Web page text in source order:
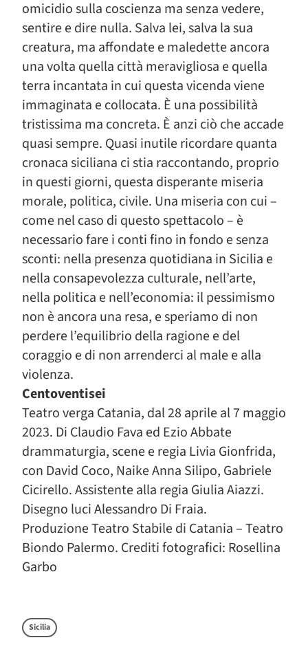
omicidio sulla coscienza ma senza vedere,
sentire e dire nulla. Salva lei, salva la sua
creatura, ma affondate e maledette ancora
una volta quella città meravigliosa e quella
terra incantata in cui questa vicenda viene
immaginata e collocata. È una possibilità
tristissima ma concreta. È anzi ciò che accade
quasi sempre. Quasi inutile ricordare quanta
cronaca siciliana ci stia raccontando, proprio
in questi giorni, questa disperante miseria
morale, politica, civile. Una miseria con cui –
come nel caso di questo spettacolo – è
necessario fare i conti fino in fondo e senza
sconti: nella presenza quotidiana in Sicilia e
nella consapevolezza culturale, nell’arte,
nella politica e nell’economia: il pessimismo
non è ancora una resa, e speriamo di non
perdere l’equilibrio della ragione e del
coraggio e di non arrenderci al male e alla
violenza.
Centoventisei
Teatro verga Catania, dal 28 aprile al 7 maggio
2023. Di Claudio Fava ed Ezio Abbate
drammaturgia, scene e regia Livia Gionfrida,
con David Coco, Naike Anna Silipo, Gabriele
Cicirello. Assistente alla regia Giulia Aiazzi.
Disegno luci Alessandro Di Fraia.
Produzione Teatro Stabile di Catania – Teatro
Biondo Palermo. Crediti fotografici: Rosellina
Garbo
Sicilia